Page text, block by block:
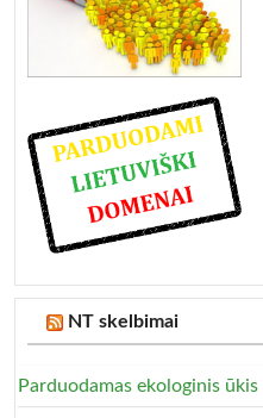
NT skelbimai
Parduodamas ekologinis ūkis